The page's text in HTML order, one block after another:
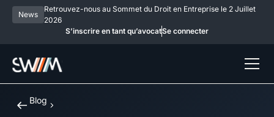
News
Retrouvez-nous au Sommet du Droit en Entreprise le 2 Juillet
2026
S’inscrire en tant qu’avocatSe connecter
Blog